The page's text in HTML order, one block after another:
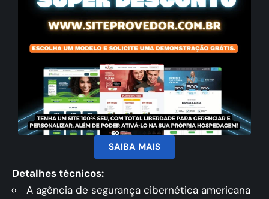
SAIBA MAIS
Detalhes técnicos:
A agência de segurança cibernética americana